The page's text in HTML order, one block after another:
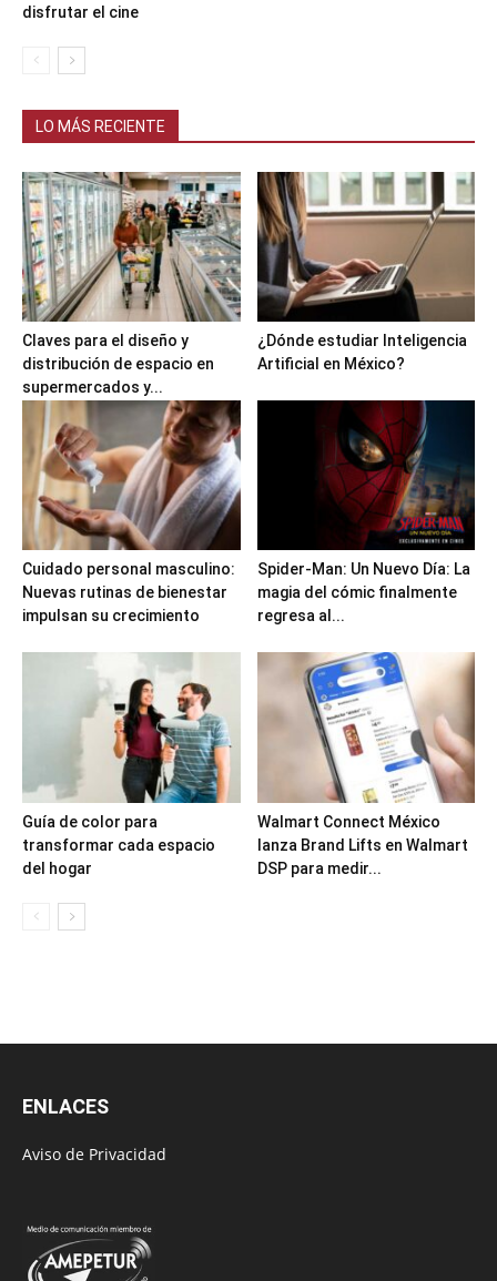
disfrutar el cine
LO MÁS RECIENTE
Claves para el diseño y
distribución de espacio en
supermercados y...
¿Dónde estudiar Inteligencia
Artificial en México?
Cuidado personal masculino:
Nuevas rutinas de bienestar
impulsan su crecimiento
Spider-Man: Un Nuevo Día: La
magia del cómic finalmente
regresa al...
Guía de color para
transformar cada espacio
del hogar
Walmart Connect México
lanza Brand Lifts en Walmart
DSP para medir...
ENLACES
Aviso de Privacidad